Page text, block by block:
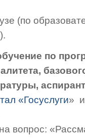
(по
по
«Госуслуги» и
вопрос: